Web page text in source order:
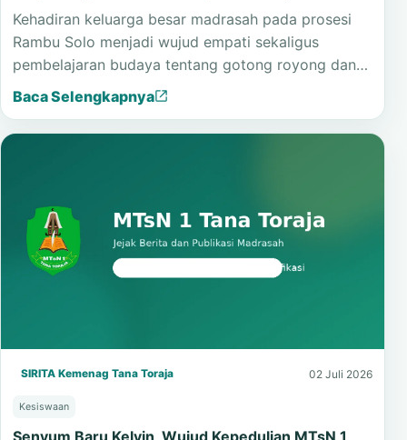
Kehadiran keluarga besar madrasah pada prosesi
Rambu Solo menjadi wujud empati sekaligus
pembelajaran budaya tentang gotong royong dan…
Baca Selengkapnya
SIRITA Kemenag Tana Toraja 02 Juli 2026
Kesiswaan